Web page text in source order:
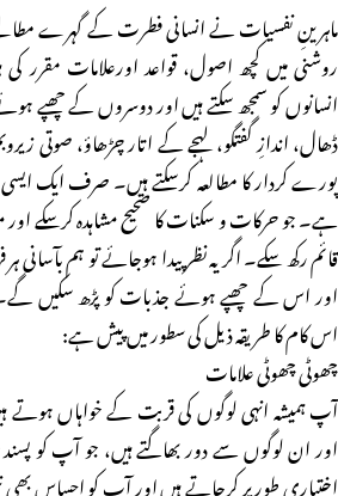
ماہرینِ نفسیات نے انسانی فطرت کے گہرے
روشنی میں کچھ اصول، قواعد اورعلامات
انسانوں کو سمجھ سکتے ہیں اور دوسروں کے چھپے
ڈھال، اندازِ گفتگو، لہجے کے اتار چڑھاؤ، صوتی
پورے کردار کا مطالعہ کرسکتے ہیں۔ صرف ایک
ہے۔ جو حرکات و سکنات کا صحیح مشاہدہ کرسکے
قائم رکھ سکے۔ اگر یہ نظر پیدا ہوجائے تو ہم
اور اس کے چھپے ہوئے جذبات کو پڑھ سکیں گے۔
اس کام کا طریقہ ذیل کی سطور میں پیش ہے:
چھوٹی چھوٹی علامات
آپ ہمیشہ انہی لوگوں کی قربت کے خواہاں ہوتے
اور ان لوگوں سے دور بھاگتے ہیں، جو آپ کو
اختیاری طور پر کرجاتے ہیں اور آپ کو احساس بھی